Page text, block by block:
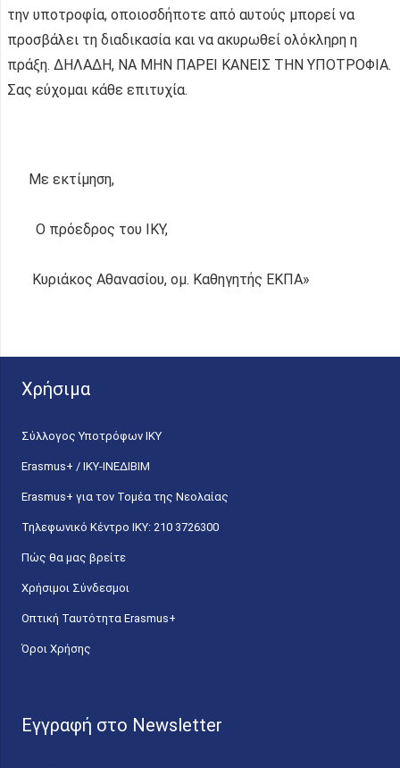
την υποτροφία, οποιοσδήποτε από αυτούς μπορεί να
προσβάλει τη διαδικασία και να ακυρωθεί ολόκληρη η
πράξη. ΔΗΛΑΔΗ, ΝΑ ΜΗΝ ΠΑΡΕΙ ΚΑΝΕΙΣ ΤΗΝ ΥΠΟΤΡΟΦΙΑ.
Σας εύχομαι κάθε επιτυχία.
Με εκτίμηση,
Ο πρόεδρος του ΙΚΥ,
Κυριάκος Αθανασίου, ομ. Καθηγητής ΕΚΠΑ»
Χρήσιμα
Σύλλογος Υποτρόφων ΙΚΥ
Erasmus+ / ΙΚΥ-ΙΝΕΔΙΒΙΜ
Erasmus+ για τον Τομέα της Νεολαίας
Τηλεφωνικό Κέντρο IKY: 210 3726300
Πώς θα μας βρείτε
Χρήσιμοι Σύνδεσμοι
Οπτική Ταυτότητα Erasmus+
Όροι Χρήσης
Εγγραφή στο Newsletter